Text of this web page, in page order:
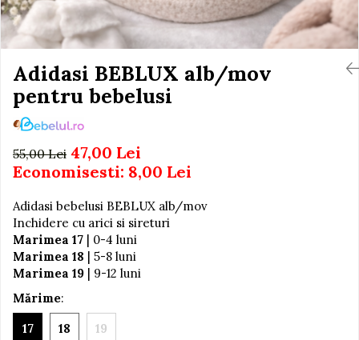
Jucarii de baie
Seturi de frumusete
Caluti balansoar
Interactive, educative si
muzicale
Figurine
Ateliere si unelte
Blocuri de constructie
Covorase de dans
Creative
De plus
Electrocasnice si bucatarii
Fotolii gonflabile
Jocuri de indemanare
Ingrijire cosmetica mamici
Perioada Alaptarii
Perioada Sarcinii
Pompe de san
Sisteme De Purtare
Adidasi BEBLUX alb/mov
pentru bebelusi
55,00 Lei 47,00 Lei
Economisesti: 8,00 Lei
Adidasi bebelusi BEBLUX alb/mov
Inchidere cu arici si sireturi
Marimea 17 | 0-4 luni
Marimea 18 | 5-8 luni
Marimea 19 | 9-12 luni
Mărime:
17
18 19